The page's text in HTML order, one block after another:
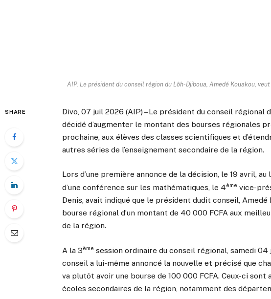
AIP. Le président du conseil région du Lôh-Djiboua, Amedé Kouakou,
SHARE
Divo, 07 juil 2026 (AIP) – Le président du conseil régional
décidé d’augmenter le montant des bourses régionales
prochaine, aux élèves des classes scientifiques et
autres séries de l’enseignement secondaire de la région.
Lors d’une première annonce de la décision, le 19 avril, au
d’une conférence sur les mathématiques, le 4ème vice-
Denis, avait indiqué que le président dudit conseil, Amedé
bourse régional d’un montant de 40 000 FCFA aux
de la région.
A la 3ème session ordinaire du conseil régional, samedi
conseil a lui-même annoncé la nouvelle et précisé que
va plutôt avoir une bourse de 100 000 FCFA. Ceux-ci
écoles secondaires de la région, notamment des